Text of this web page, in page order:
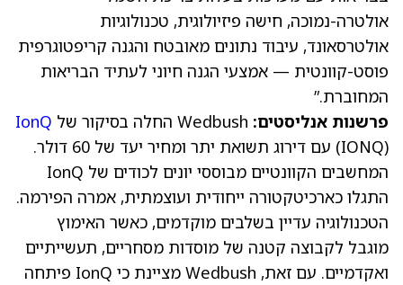
אולטרה-נמוכה, חישה פיזיולוגית, טכנולוגיות
אולטרסאונד, עיבוד נתונים מאובטח והגנה קריפטוגרפית
פוסט-קוונטית — אמצעי הגנה חיוני לעתיד הבריאות
המחוברת.”
פרשנות אנליסטים:
IonQ
(IONQ)
עם דירוג תשואת יתר ומחיר יעד של 60 דולר.
המחשבים הקוונטיים מבוססי יונים לכודים של IonQ
התגלו כארכיטקטורה ייחודית ועוצמתית, אמרה הפירמה.
הטכנולוגיה עדיין בשלבים מוקדמים, כאשר האימוץ
מוגבל לקבוצה קטנה של מוסדות מסחריים, תעשייתיים
ואקדמיים. עם זאת, Wedbush מציינת כי IonQ פיתחה